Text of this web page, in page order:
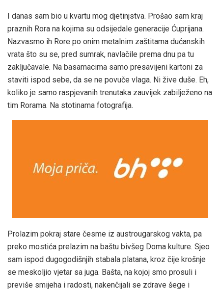
I danas sam bio u kvartu mog djetinjstva. Prošao sam kraj
praznih Rora na kojima su odsijedale generacije Ćuprijana.
Nazvasmo ih Rore po onim metalnim zaštitama dućanskih
vrata što su se, pred sumrak, navlačile prema dnu pa tu
zaključavale. Na basamacima samo presavijeni kartoni za
staviti ispod sebe, da se ne povuče vlaga. Ni žive duše. Eh,
koliko je samo raspjevanih trenutaka zauvijek zabilježeno na
tim Rorama. Na stotinama fotografija.
Prolazim pokraj stare česme iz austrougarskog vakta, pa
preko mostića prelazim na baštu bivšeg Doma kulture. Sjeo
sam ispod dugogodišnjih stabala platana, kroz čije krošnje
se meskoljio vjetar sa juga. Bašta, na kojoj smo prosuli i
previše smijeha i radosti, nakenčijali se zdrave šege i